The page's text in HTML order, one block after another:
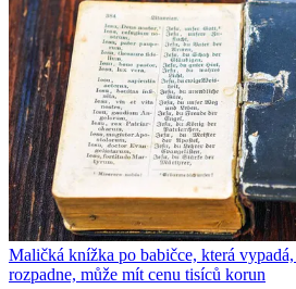
Maličká knížka po babičce, která
rozpadne, může mít cenu tisíců korun